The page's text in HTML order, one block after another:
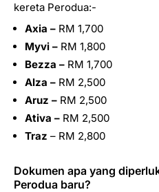
kereta Perodua:-
Axia – RM 1,700
Myvi – RM 1,800
Bezza – RM 1,700
Alza – RM 2,500
Aruz – RM 2,500
Ativa – RM 2,500
Traz – RM 2,800
Dokumen apa yang
Perodua baru?